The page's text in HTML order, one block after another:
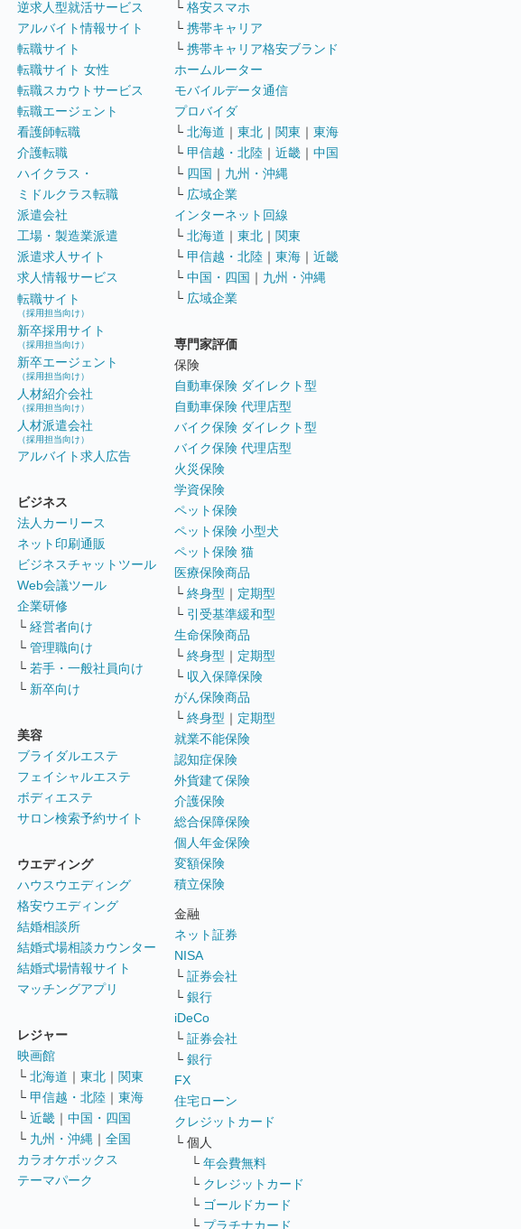
逆求人型就活サービス
アルバイト情報サイト
転職サイト
転職サイト 女性
転職スカウトサービス
転職エージェント
看護師転職
介護転職
ハイクラス・
ミドルクラス転職
派遣会社
工場・製造業派遣
派遣求人サイト
求人情報サービス
転職サイト
（採用担当向け）
新卒採用サイト
（採用担当向け）
新卒エージェント
（採用担当向け）
人材紹介会社
（採用担当向け）
人材派遣会社
（採用担当向け）
アルバイト求人広告
ビジネス
法人カーリース
ネット印刷通販
ビジネスチャットツール
Web会議ツール
企業研修
└ 経営者向け
└ 管理職向け
└ 若手・一般社員向け
└ 新卒向け
美容
ブライダルエステ
フェイシャルエステ
ボディエステ
サロン検索予約サイト
ウエディング
ハウスウエディング
格安ウエディング
結婚相談所
結婚式場相談カウンター
結婚式場情報サイト
マッチングアプリ
レジャー
映画館
└ 北海道 ｜ 東北 ｜ 関東
└ 甲信越・北陸 ｜ 東海
└ 近畿 ｜ 中国・四国
└ 九州・沖縄 ｜ 全国
カラオケボックス
テーマパーク
└ 格安スマホ
└ 携帯キャリア
└ 携帯キャリア格安ブランド
ホームルーター
モバイルデータ通信
プロバイダ
└ 北海道 ｜ 東北 ｜ 関東 ｜ 東海
└ 甲信越・北陸 ｜ 近畿 ｜ 中国
└ 四国 ｜ 九州・沖縄
└ 広域企業
インターネット回線
└ 北海道 ｜ 東北 ｜ 関東
└ 甲信越・北陸 ｜ 東海 ｜ 近畿
└ 中国・四国 ｜ 九州・沖縄
└ 広域企業
専門家評価
保険
自動車保険 ダイレクト型
自動車保険 代理店型
バイク保険 ダイレクト型
バイク保険 代理店型
火災保険
学資保険
ペット保険
ペット保険 小型犬
ペット保険 猫
医療保険商品
└ 終身型 ｜ 定期型
└ 引受基準緩和型
生命保険商品
└ 終身型 ｜ 定期型
└ 収入保障保険
がん保険商品
└ 終身型 ｜ 定期型
就業不能保険
認知症保険
外貨建て保険
介護保険
総合保障保険
個人年金保険
変額保険
積立保険
金融
ネット証券
NISA
└ 証券会社
└ 銀行
iDeCo
└ 証券会社
└ 銀行
FX
住宅ローン
クレジットカード
└ 個人
└ 年会費無料
└ クレジットカード
└ ゴールドカード
└ プラチナカード